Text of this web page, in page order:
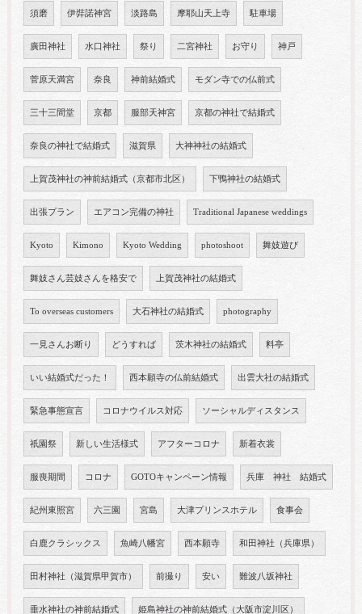
須磨 伊弉諾神宮 淡路島 摩耶山天上寺 駐車場
廣田神社 水口神社 祭り 二宮神社 お守り 神戸
菅原天満宮 奈良 神前結婚式 モダン寺での仏前式
三十三間堂 京都 服部天神宮 京都の神社で結婚式
奈良の神社で結婚式 滋賀県 大神神社の結婚式
上賀茂神社の神前結婚式（京都市北区） 下鴨神社の結婚式
出張プラン エアコン完備の神社 Traditional Japanese weddings
Kyoto Kimono Kyoto Wedding photoshoot 舞妓遊び
舞妓さん芸妓さんを格安で 上賀茂神社の結婚式
To overseas customers 大石神社の結婚式 photography
一見さんお断り どうすれば 茨木神社の結婚式 料亭
いい結婚式だった！ 西本願寺の仏前結婚式 出雲大社の結婚式
緊急事態宣言 コロナウイルス対応 ソーシャルディスタンス
祇園祭 新しい生活様式 アフターコロナ 新着衣裳
服喪期間 コロナ GOTOキャンペーン情報 兵庫 神社 結婚式
紀州東照宮 六三園 宮島 大津プリンスホテル 食事会
白鹿クラシックス 魚崎八幡宮 西本願寺 和田神社（兵庫県）
田村神社（滋賀県甲賀市） 前撮り 安い 難波八坂神社
垂水神社の神前結婚式 姫島神社の神前結婚式（大阪市淀川区）